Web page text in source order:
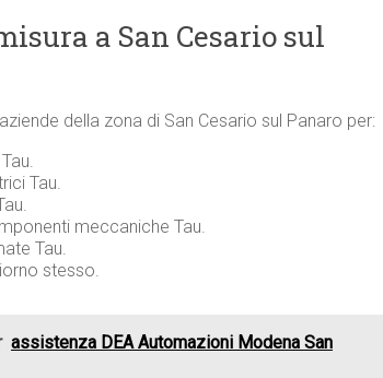
a San Cesario sul
della zona di San Cesario sul Panaro per:
Tau.
meccaniche Tau.
Tau.
stesso.
assistenza DEA Automazioni Modena San